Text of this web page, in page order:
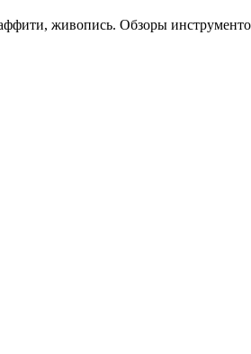
живопись. Обзоры